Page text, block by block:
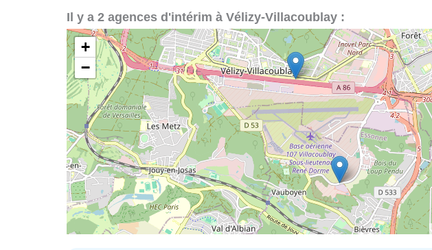
Il y a 2 agences d'intérim à Vélizy-Villacoublay :
+
−